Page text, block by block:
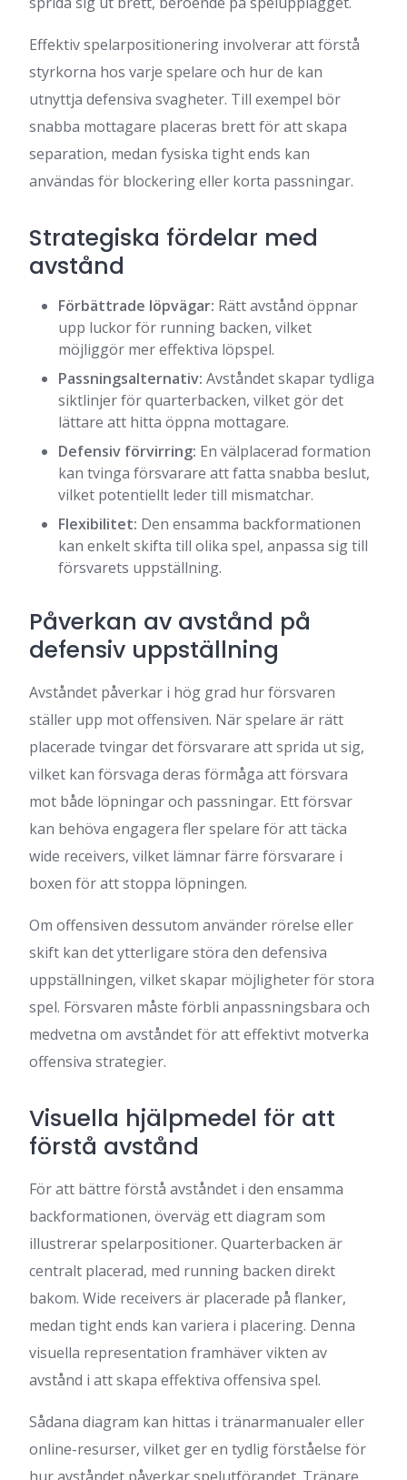
Effektiv spelarpositionering involverar att förstå
styrkorna hos varje spelare och hur de kan
utnyttja defensiva svagheter. Till exempel bör
snabba mottagare placeras brett för att skapa
separation, medan fysiska tight ends kan
användas för blockering eller korta passningar.
Strategiska fördelar med
avstånd
Förbättrade löpvägar: Rätt avstånd öppnar
upp luckor för running backen, vilket
möjliggör mer effektiva löpspel.
Passningsalternativ: Avståndet skapar tydliga
siktlinjer för quarterbacken, vilket gör det
lättare att hitta öppna mottagare.
Defensiv förvirring: En välplacerad formation
kan tvinga försvarare att fatta snabba beslut,
vilket potentiellt leder till mismatchar.
Flexibilitet: Den ensamma backformationen
kan enkelt skifta till olika spel, anpassa sig till
försvarets uppställning.
Påverkan av avstånd på
defensiv uppställning
Avståndet påverkar i hög grad hur försvaren
ställer upp mot offensiven. När spelare är rätt
placerade tvingar det försvarare att sprida ut sig,
vilket kan försvaga deras förmåga att försvara
mot både löpningar och passningar. Ett försvar
kan behöva engagera fler spelare för att täcka
wide receivers, vilket lämnar färre försvarare i
boxen för att stoppa löpningen.
Om offensiven dessutom använder rörelse eller
skift kan det ytterligare störa den defensiva
uppställningen, vilket skapar möjligheter för stora
spel. Försvaren måste förbli anpassningsbara och
medvetna om avståndet för att effektivt motverka
offensiva strategier.
Visuella hjälpmedel för att
förstå avstånd
För att bättre förstå avståndet i den ensamma
backformationen, överväg ett diagram som
illustrerar spelarpositioner. Quarterbacken är
centralt placerad, med running backen direkt
bakom. Wide receivers är placerade på flanker,
medan tight ends kan variera i placering. Denna
visuella representation framhäver vikten av
avstånd i att skapa effektiva offensiva spel.
Sådana diagram kan hittas i tränarmanualer eller
online-resurser, vilket ger en tydlig förståelse för
hur avståndet påverkar spelutförandet. Tränare